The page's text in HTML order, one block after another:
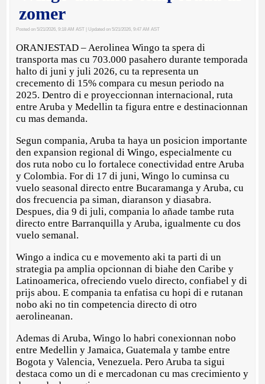
zomer
Posted on 5/21/2026, 9:18 AM AST | Updated on 5/21/2026, 9:47 AM AST
ORANJESTAD – Aerolinea Wingo ta spera di
transporta mas cu 703.000 pasahero durante temporada
halto di juni y juli 2026, cu ta representa un
crecemento di 15% compara cu mesun periodo na
2025. Dentro di e proyeccionnan internacional, ruta
entre Aruba y Medellin ta figura entre e destinacionnan
cu mas demanda.
Segun compania, Aruba ta haya un posicion importante
den expansion regional di Wingo, especialmente cu
dos ruta nobo cu lo fortalece conectividad entre Aruba
y Colombia. For di 17 di juni, Wingo lo cuminsa cu
vuelo seasonal directo entre Bucaramanga y Aruba, cu
dos frecuencia pa siman, diaranson y diasabra.
Despues, dia 9 di juli, compania lo añade tambe ruta
directo entre Barranquilla y Aruba, igualmente cu dos
vuelo semanal.
Wingo a indica cu e movemento aki ta parti di un
strategia pa amplia opcionnan di biahe den Caribe y
Latinoamerica, ofreciendo vuelo directo, confiabel y di
prijs abou. E compania ta enfatisa cu hopi di e rutanan
nobo aki no tin competencia directo di otro
aerolineanan.
Ademas di Aruba, Wingo lo habri conexionnan nobo
entre Medellin y Jamaica, Guatemala y tambe entre
Bogota y Valencia, Venezuela. Pero Aruba ta sigui
destaca como un di e mercadonan cu mas crecimiento y